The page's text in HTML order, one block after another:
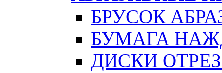
БРУСОК
БУМАГА
ДИСКИ